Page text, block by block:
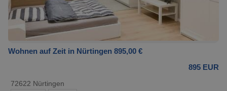
Wohnen auf Zeit in Nürtingen 895,00 €
895 EUR
72622 Nürtingen